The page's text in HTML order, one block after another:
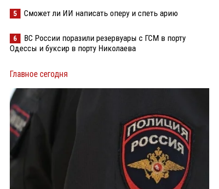
5 Сможет ли ИИ написать оперу и спеть арию
6
ВС России поразили резервуары с ГСМ в порту
Одессы и буксир в порту Николаева
Главное сегодня